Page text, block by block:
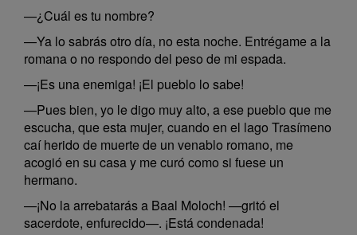
—¿Cuál es tu nombre?
—Ya lo sabrás otro día, no esta noche. Entrégame a la
romana o no respondo del peso de mi espada.
—¡Es una enemiga! ¡El pueblo lo sabe!
—Pues bien, yo le digo muy alto, a ese pueblo que me
escucha, que esta mujer, cuando en el lago Trasímeno
caí herido de muerte de un venablo romano, me
acogió en su casa y me curó como si fuese un
hermano.
—¡No la arrebatarás a Baal Moloch! —gritó el
sacerdote, enfurecido—. ¡Está condenada!